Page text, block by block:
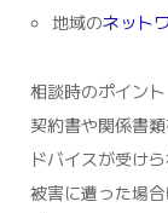
地域のネット
相談時のポイント
契約書や関係書
ドバイスが受けら
被害に遭った場